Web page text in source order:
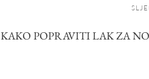
KAKO POPRAVITI LAK ZA